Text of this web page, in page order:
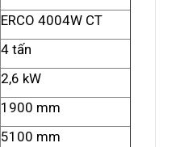
ERCO 4004W CT
4 tấn
2,6 kW
1900 mm
5100 mm